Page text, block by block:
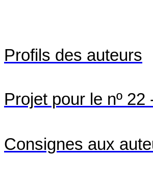
Profils des auteurs
Projet pour le nº 22
Consignes aux